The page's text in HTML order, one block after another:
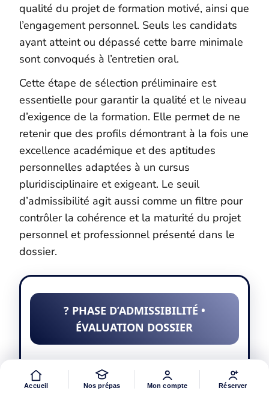
qualité du projet de formation motivé, ainsi que
l’engagement personnel. Seuls les candidats
ayant atteint ou dépassé cette barre minimale
sont convoqués à l’entretien oral.
Cette étape de sélection préliminaire est
essentielle pour garantir la qualité et le niveau
d’exigence de la formation. Elle permet de ne
retenir que des profils démontrant à la fois une
excellence académique et des aptitudes
personnelles adaptées à un cursus
pluridisciplinaire et exigeant. Le seuil
d’admissibilité agit aussi comme un filtre pour
contrôler la cohérence et la maturité du projet
personnel et professionnel présenté dans le
dossier.
? PHASE D’ADMISSIBILITÉ •
ÉVALUATION DOSSIER
? Résultats scolaires (40%)
Accueil Nos prépas Mon compte Réserver